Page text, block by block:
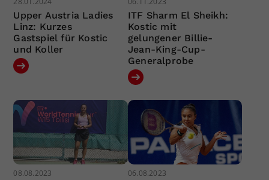
Upper Austria Ladies
Linz: Kurzes
Gastspiel für Kostic
und Koller
ITF Sharm El Sheikh:
Kostic mit
gelungener Billie-
Jean-King-Cup-
Generalprobe
08.08.2023 06.08.2023